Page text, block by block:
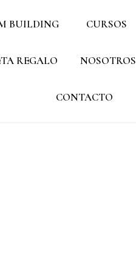
BUILDING CURSOS
REGALO NOSOTROS
CONTACTO